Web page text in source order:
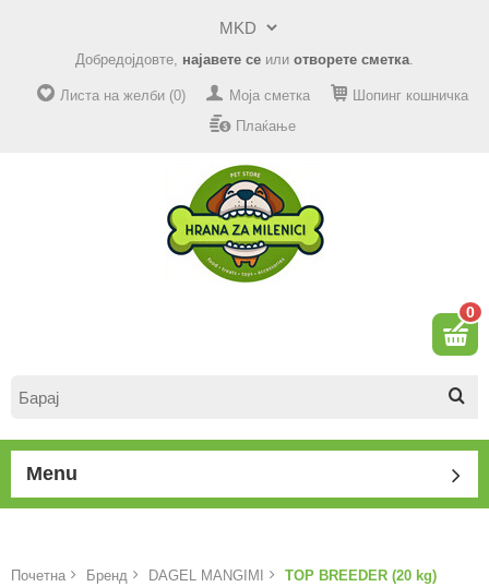
Добредојдовте, најавете се или отворете сметка.
Листа на желби (0) Моја сметка
Шопинг кошничка
Плаќање
0
Menu
Почетна Бренд DAGEL MANGIMI TOP BREEDER (20 kg)